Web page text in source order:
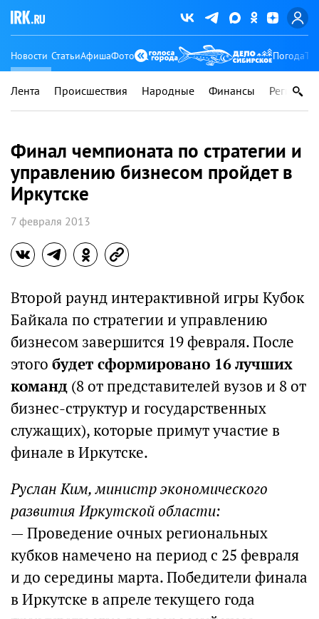
Новости СтатьиАфишаФото Погода
Лента Происшествия Народные Финансы Регионы
Финал чемпионата по стратегии и
управлению бизнесом пройдет в
Иркутске
7 февраля 2013
Второй раунд интерактивной игры Кубок
Байкала по стратегии и управлению
бизнесом завершится 19 февраля. После
этого будет сформировано 16 лучших
команд (8 от представителей вузов и 8 от
бизнес-структур и государственных
служащих), которые примут участие в
финале в Иркутске.
Руслан Ким, министр экономического
развития Иркутской области:
— Проведение очных региональных
кубков намечено на период с 25 февраля
и до середины марта. Победители финала
в Иркутске в апреле текущего года